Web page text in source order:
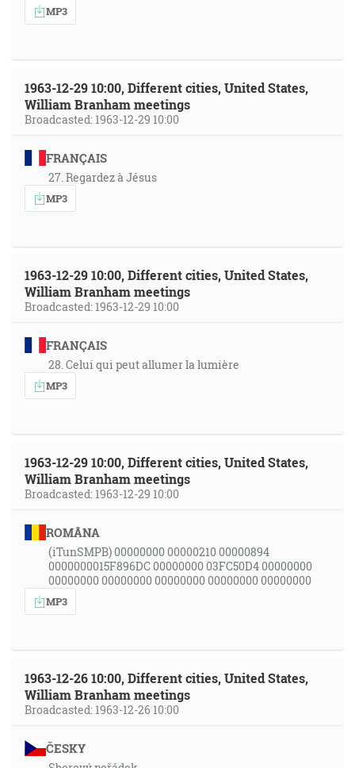
MP3
1963-12-29 10:00, Different cities, United States,
William Branham meetings
Broadcasted: 1963-12-29 10:00
FRANÇAIS
27. Regardez à Jésus
MP3
1963-12-29 10:00, Different cities, United States,
William Branham meetings
Broadcasted: 1963-12-29 10:00
FRANÇAIS
28. Celui qui peut allumer la lumière
MP3
1963-12-29 10:00, Different cities, United States,
William Branham meetings
Broadcasted: 1963-12-29 10:00
ROMÂNA
(iTunSMPB) 00000000 00000210 00000894
0000000015F896DC 00000000 03FC50D4 00000000
00000000 00000000 00000000 00000000 00000000
MP3
1963-12-26 10:00, Different cities, United States,
William Branham meetings
Broadcasted: 1963-12-26 10:00
ČESKY